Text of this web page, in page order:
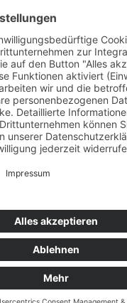
ZUM MES­SE­POR­TAL
Cookie-Einstellungen